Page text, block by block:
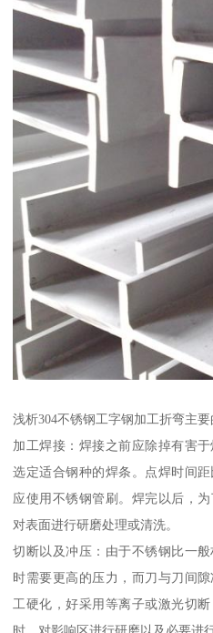
浅析304不锈钢工字钢加工折弯主
加工焊接：焊接之前应除掉有害
选定适合钢种的焊条。点焊时间
应使用不锈钢管刷。焊完以后，
对表面进行研磨处理或清洗。
切断以及冲压：由于不锈钢比一
时需要更高的压力，而刀与刀间
工硬化，好采用等离子或激光切
时，对影响区进行研磨以及必要进